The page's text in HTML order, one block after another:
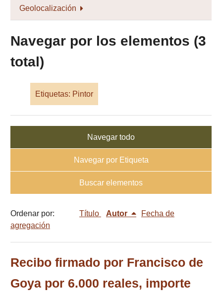
Geolocalización
Navegar por los elementos (3
total)
Etiquetas: Pintor
Navegar todo
Navegar por Etiqueta
Buscar elementos
Ordenar por: Título Autor
Fecha de
agregación
Recibo firmado por Francisco de
Goya por 6.000 reales, importe